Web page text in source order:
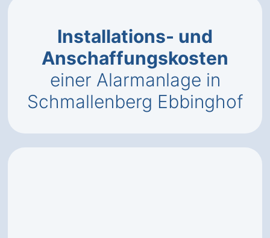
Installations- und
Anschaffungskosten
einer Alarmanlage in
Schmallenberg Ebbinghof